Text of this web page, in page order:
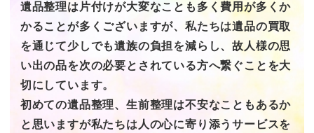
遺品整理は片付けが大変なことも多く費用が多くか
かることが多くございますが、私たちは遺品の買取
を通じて少しでも遺族の負担を減らし、故人様の思
い出の品を次の必要とされている方へ繋ぐことを大
切にしています。
初めての遺品整理、生前整理は不安なこともあるか
と思いますが私たちは人の心に寄り添うサービスを